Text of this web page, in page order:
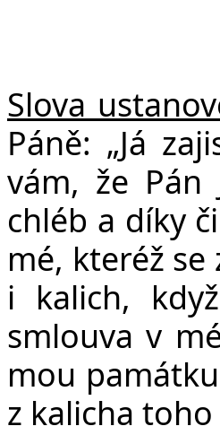
Slova
Páně: „Já
vám, že Pán
chléb a díky
mé, kteréž se
i kalich,
smlouva v
mou
z kalicha